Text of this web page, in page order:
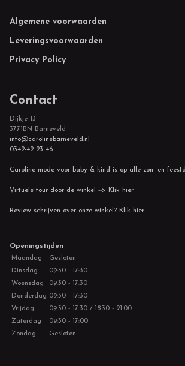
Footer
Algemene voorwaarden
Leveringsvoorwaarden
Privacy Policy
Contact
Dijkje 13
3771BN Barneveld
info@carolinebarneveld.nl
0342-42 23 46
Caroline mode voor baby & kind is op alle zon- en
Virtuele tour door de winkel --> Klik hier
Review schrijven over onze winkel? Klik hier
Openingstijden
Maandag
Gesloten
Dinsdag
09:30 - 17:30
Woensdag
09:30 - 17:30
Donderdag 09:30 - 17:30
Vrijdag
09:30 - 17:30 / 18:30 - 21:00
Zaterdag
09:30 - 17:00
Zondag
Gesloten